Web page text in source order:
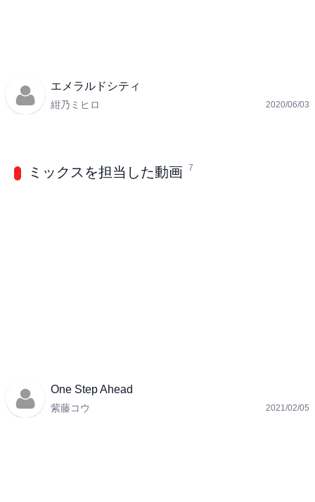
エメラルドシティ
紺乃ミヒロ 2020/06/03
ミックスを担当した動画 7
One Step Ahead
紫藤コウ 2021/02/05